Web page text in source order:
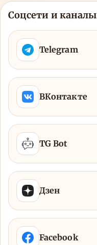
Соцсети и каналы
Telegram
ВКонтакте
TG Bot
Дзен
Facebook